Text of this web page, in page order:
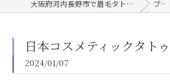
大阪府河内長野市で眉毛タトゥーならwill care サロン ブログ
日本コスメティックタト
2024/01/07